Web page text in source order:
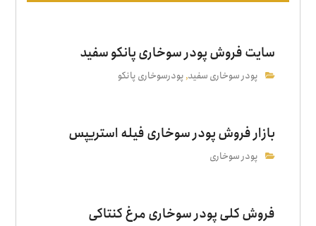
سایت فروش پودر سوخاری پانکو سفید
پودر سوخاری سفید,پودرسوخاری پانکو
بازار فروش پودر سوخاری فیله استریپس
پودر سوخاری
فروش کلی پودر سوخاری مرغ کنتاکی